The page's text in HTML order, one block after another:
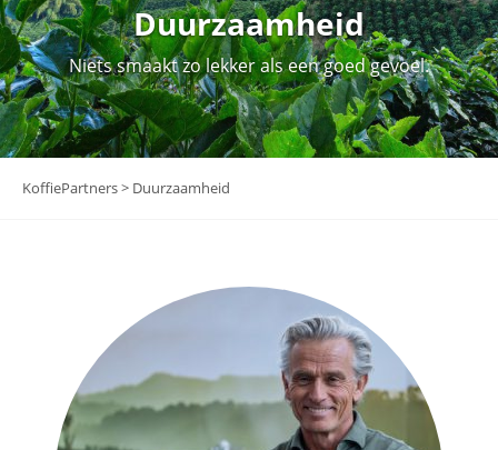
Duurzaamheid
Niets smaakt zo lekker als een goed gevoel.
KoffiePartners> Duurzaamheid